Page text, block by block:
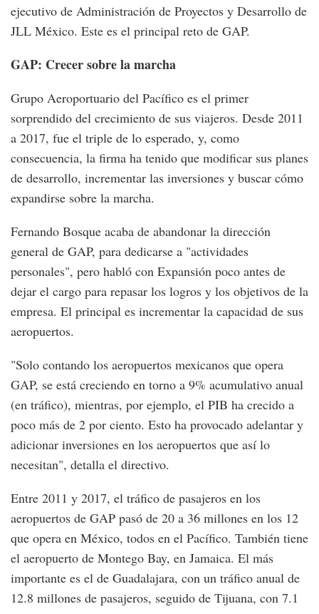
ejecutivo de Administración de Proyectos y Desarrollo de
JLL México. Este es el principal reto de GAP.
GAP: Crecer sobre la marcha
Grupo Aeroportuario del Pacífico es el primer
sorprendido del crecimiento de sus viajeros. Desde 2011
a 2017, fue el triple de lo esperado, y, como
consecuencia, la firma ha tenido que modificar sus planes
de desarrollo, incrementar las inversiones y buscar cómo
expandirse sobre la marcha.
Fernando Bosque acaba de abandonar la dirección
general de GAP, para dedicarse a "actividades
personales", pero habló con Expansión poco antes de
dejar el cargo para repasar los logros y los objetivos de la
empresa. El principal es incrementar la capacidad de sus
aeropuertos.
"Solo contando los aeropuertos mexicanos que opera
GAP, se está creciendo en torno a 9% acumulativo anual
(en tráfico), mientras, por ejemplo, el PIB ha crecido a
poco más de 2 por ciento. Esto ha provocado adelantar y
adicionar inversiones en los aeropuertos que así lo
necesitan", detalla el directivo.
Entre 2011 y 2017, el tráfico de pasajeros en los
aeropuertos de GAP pasó de 20 a 36 millones en los 12
que opera en México, todos en el Pacífico. También tiene
el aeropuerto de Montego Bay, en Jamaica. El más
importante es el de Guadalajara, con un tráfico anual de
12.8 millones de pasajeros, seguido de Tijuana, con 7.1